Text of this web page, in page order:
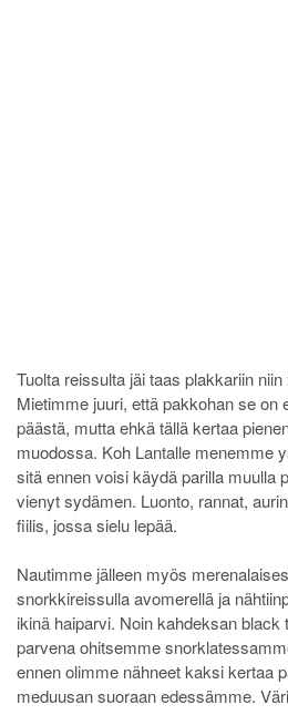
Tuolta reissulta jäi taas plakkariin
Mietimme juuri, että pakkohan se on
päästä, mutta ehkä tällä kertaa
muodossa. Koh Lantalle menemme
sitä ennen voisi käydä parilla muulla
vienyt sydämen. Luonto, rannat,
fiilis, jossa sielu lepää.
Nautimme jälleen myös
snorkkireissulla avomerellä ja
ikinä haiparvi. Noin kahdeksan black
parvena ohitsemme
ennen olimme nähneet kaksi kertaa
meduusan suoraan edessämme.